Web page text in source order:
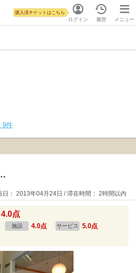
ログイン
購入済チケットはこちら
履歴 メニュー
9件
： 2013年04月24日 / 滞在時間： 2時間以内
4.0点
施設 4.0点 サービス 5.0点